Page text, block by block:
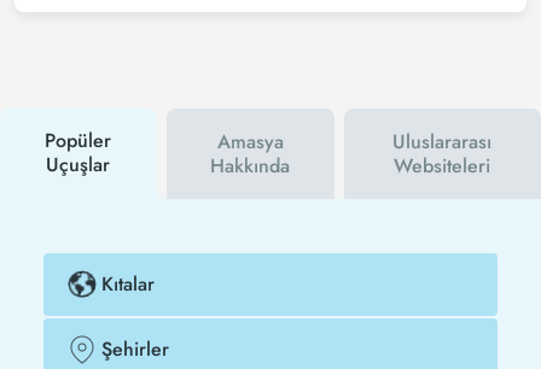
Tezfly haber bültenine üye olabilir veya Tezfly sosyal
Popüler
Uçuşlar
Amasya
Hakkında
Uluslararası
Websiteleri
Kıtalar
Şehirler